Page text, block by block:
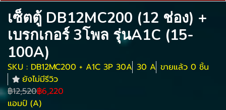
เซ็ตตู้ DB12MC200 (12 ช่อง) +
เบรกเกอร์ 3โพล รุ่นA1C (15-
100A)
SKU : DB12MC200 + A1C 3P 30A 30 A ขายแล้ว 0 ชิ้น
ยังไม่มีรีวิว
฿12,520฿6,220
แอมป์ (A)